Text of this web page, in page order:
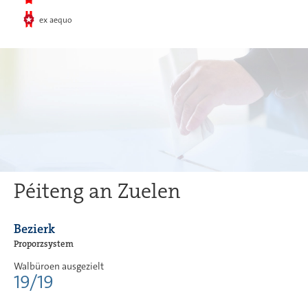
ex aequo
Péiteng an Zuelen
Bezierk
Proporzsystem
Walbüroen ausgezielt
19/19